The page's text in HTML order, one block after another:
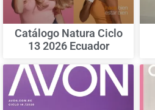
Catálogo Natura Ciclo
13 2026 Ecuador